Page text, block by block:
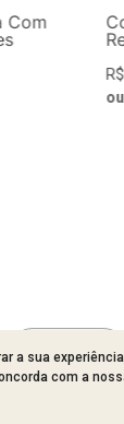
Com
R$
ou
uma
Todos
a sua
com a